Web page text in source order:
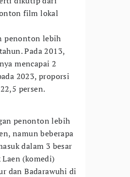
film lokal
penonton lebih
Pada 2013,
mencapai 2
2023, proporsi
persen.
penonton lebih
namun beberapa
dalam 3 besar
(komedi)
dan Badarawuhi di